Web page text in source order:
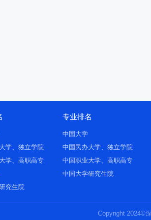
学、独立学院
学、高职高专
究生院
专业排名
中国大学
中国民办大学、独立学院
中国职业大学、高职高专
中国大学研究生院
Copyright 2024©